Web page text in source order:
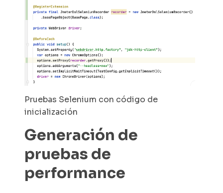
Pruebas Selenium con código de
inicialización
Generación de
pruebas de
performance